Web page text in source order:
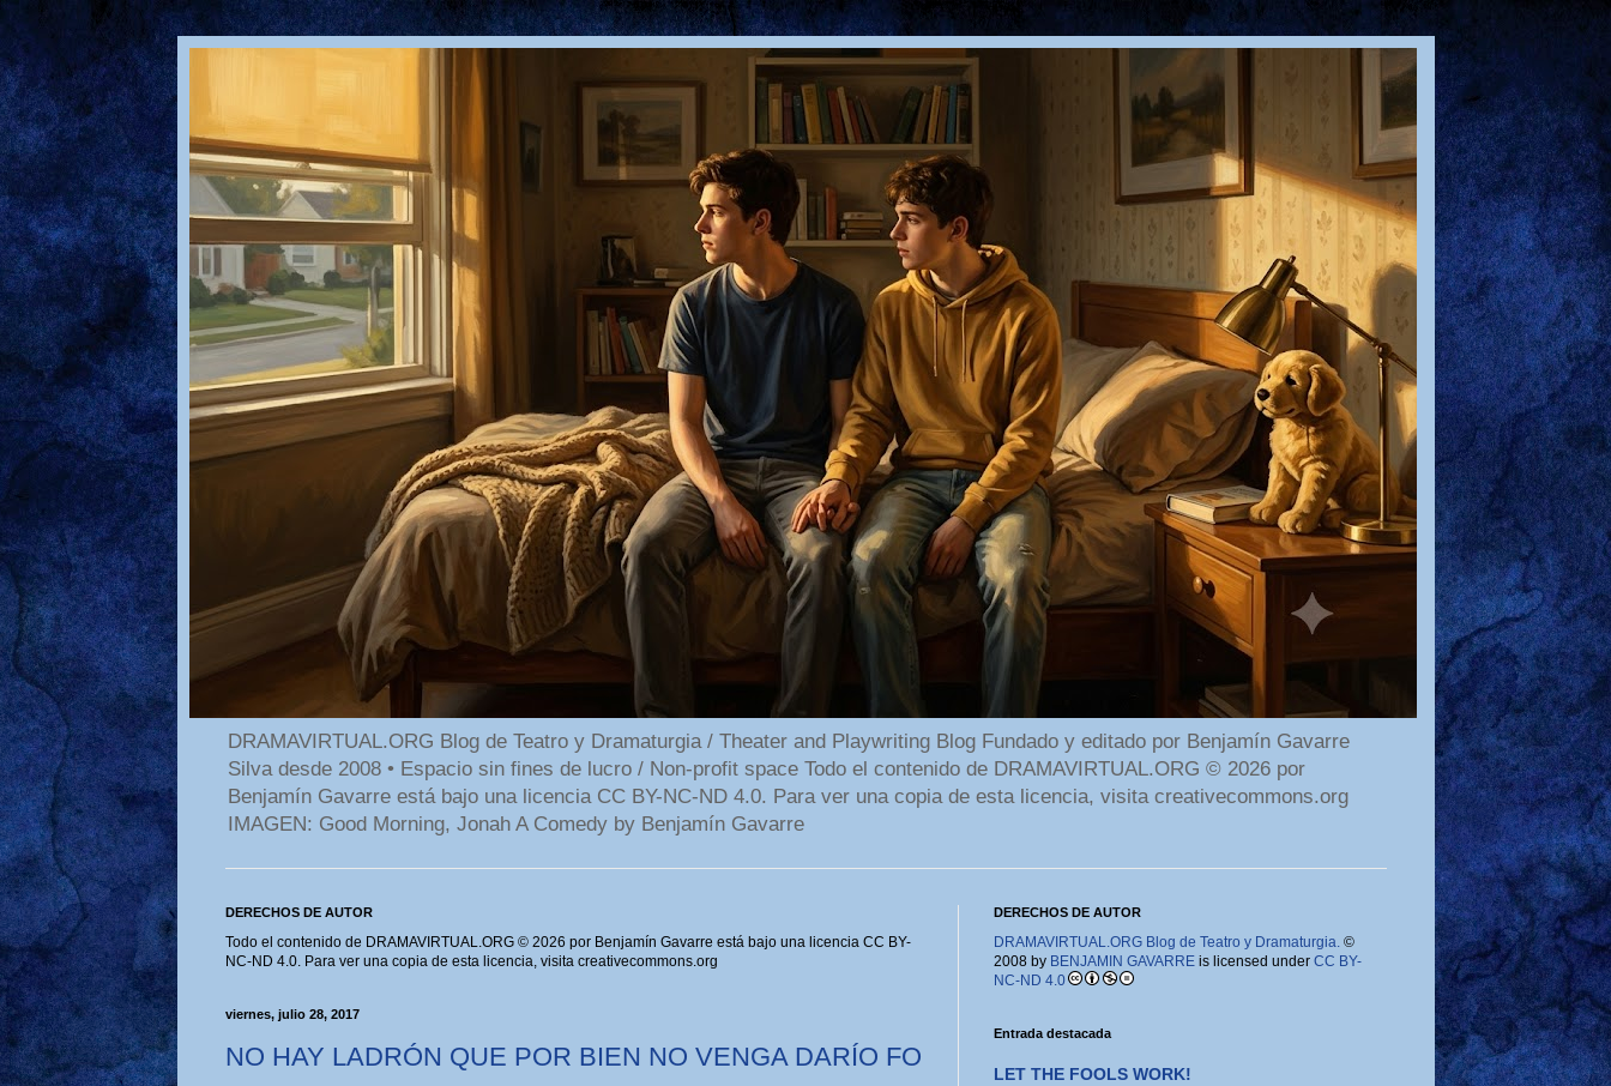
DRAMAVIRTUAL.ORG Blog de Teatro y Dramaturgia / Theater and Playwriting Blog Fundado y editado por Benjamín Gavarre
Silva desde 2008 • Espacio sin fines de lucro / Non-profit space Todo el contenido de DRAMAVIRTUAL.ORG © 2026 por
Benjamín Gavarre está bajo una licencia CC BY-NC-ND 4.0. Para ver una copia de esta licencia, visita creativecommons.org
IMAGEN: Good Morning, Jonah A Comedy by Benjamín Gavarre
DERECHOS DE AUTOR
Todo el contenido de DRAMAVIRTUAL.ORG © 2026 por Benjamín Gavarre está bajo una licencia CC BY-
NC-ND 4.0. Para ver una copia de esta licencia, visita creativecommons.org
viernes, julio 28, 2017
NO HAY LADRÓN QUE POR BIEN NO VENGA DARÍO FO
DERECHOS DE AUTOR
DRAMAVIRTUAL.ORG Blog de Teatro y Dramaturgia.©
2008 by BENJAMIN GAVARREis licensed under CC BY-
NC-ND 4.0
Entrada destacada
LET THE FOOLS WORK!